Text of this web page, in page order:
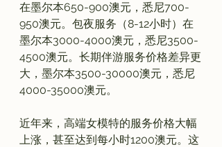
在墨尔本650-900澳元，悉尼700-
950澳元。包夜服务（8-12小时）在
墨尔本3000-4000澳元，悉尼3500-
4500澳元。长期伴游服务价格差异更
大，墨尔本3500-30000澳元，悉尼
4000-35000澳元。
近年来，高端女模特的服务价格大幅
上涨，甚至达到每小时1200澳元。这